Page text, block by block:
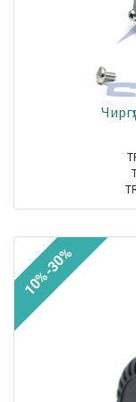
10%-30%